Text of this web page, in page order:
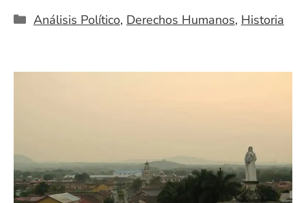
Categorías
Análisis Político, Derechos Humanos, Historia